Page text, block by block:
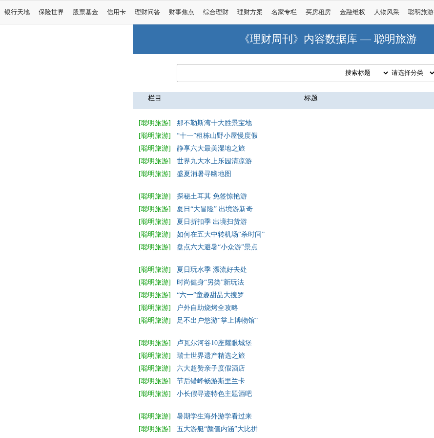
银行天地 保险世界 股票基金 信用卡 理财问答 财事焦点 综合理财 理财方案 名家专栏 买房租房 金融维权 人物风采 聪明旅游
《理财周刊》内容数据库 — 聪明旅游
栏目 标题
[聪明旅游] 那不勒斯湾十大胜景宝地
[聪明旅游]
“十一”租栋山野小屋慢度假
[聪明旅游]
静享六大最美湿地之旅
[聪明旅游]
世界九大水上乐园清凉游
[聪明旅游]
盛夏消暑寻幽地图
[聪明旅游] 探秘土耳其 免签惊艳游
[聪明旅游]
夏日“大冒险” 出境游新奇
[聪明旅游]
夏日折扣季 出境扫货游
[聪明旅游]
如何在五大中转机场“杀时间”
[聪明旅游]
盘点六大避暑“小众游”景点
[聪明旅游] 夏日玩水季 漂流好去处
[聪明旅游]
时尚健身“另类”新玩法
[聪明旅游]
“六一”童趣甜品大搜罗
[聪明旅游]
户外自助烧烤全攻略
[聪明旅游]
足不出户悠游“掌上博物馆”
[聪明旅游] 卢瓦尔河谷10座耀眼城堡
[聪明旅游]
瑞士世界遗产精选之旅
[聪明旅游]
六大超赞亲子度假酒店
[聪明旅游]
节后错峰畅游斯里兰卡
[聪明旅游]
小长假寻迹特色主题酒吧
[聪明旅游] 暑期学生海外游学看过来
[聪明旅游]
五大游艇“颜值内涵”大比拼